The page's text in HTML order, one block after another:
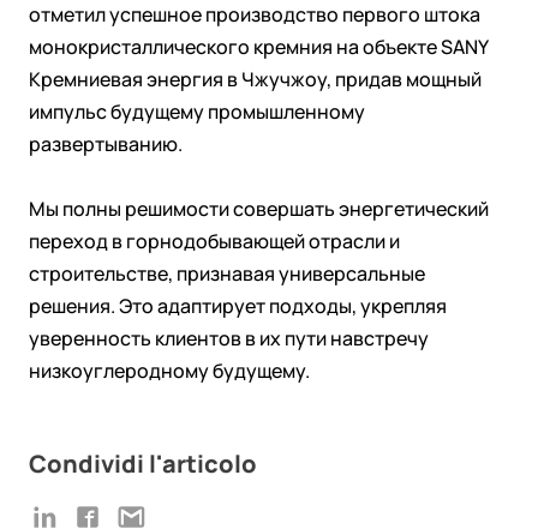
отметил успешное производство первого штока
монокристаллического кремния на объекте SANY
Кремниевая энергия в Чжучжоу, придав мощный
импульс будущему промышленному
развертыванию.
Мы полны решимости совершать энергетический
переход в горнодобывающей отрасли и
строительстве, признавая универсальные
решения. Это адаптирует подходы, укрепляя
уверенность клиентов в их пути навстречу
низкоуглеродному будущему.
Condividi l'articolo